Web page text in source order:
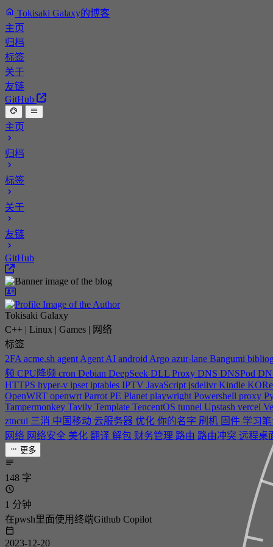
Tokisaki Galaxy的博客
主页
归档
标签
关于
友链
GitHub
主页
归档
标签
关于
友链
GitHub
Tokisaki Galaxy
C++ | Linux | Games | 网络
标签
2FA acme.sh agent Agent AI android Argo azur-lane Bangumi
频 CPU降频 cron Debian DeepSeek DLL Proxy DNS DNSPod
HTTPS hyper-v ipset iptables IPTV JavaScript jsdelivrKindle
OpenWRT openwrt Parrot PE Planet playwright Powershell proxy
Tampermonkey Tavily Template TencentOS tunnel Upstash vercel
ztncui 三消 中国移动 云服务器 优化 你的名字 刷机 固件 学习
网络 网络安全 美化 翻译 解包 财务管理 路由 路由冲突 远程桌
更多
148 字
1 分钟
在pwsh里面使用终端Github Copilot
2023-12-20